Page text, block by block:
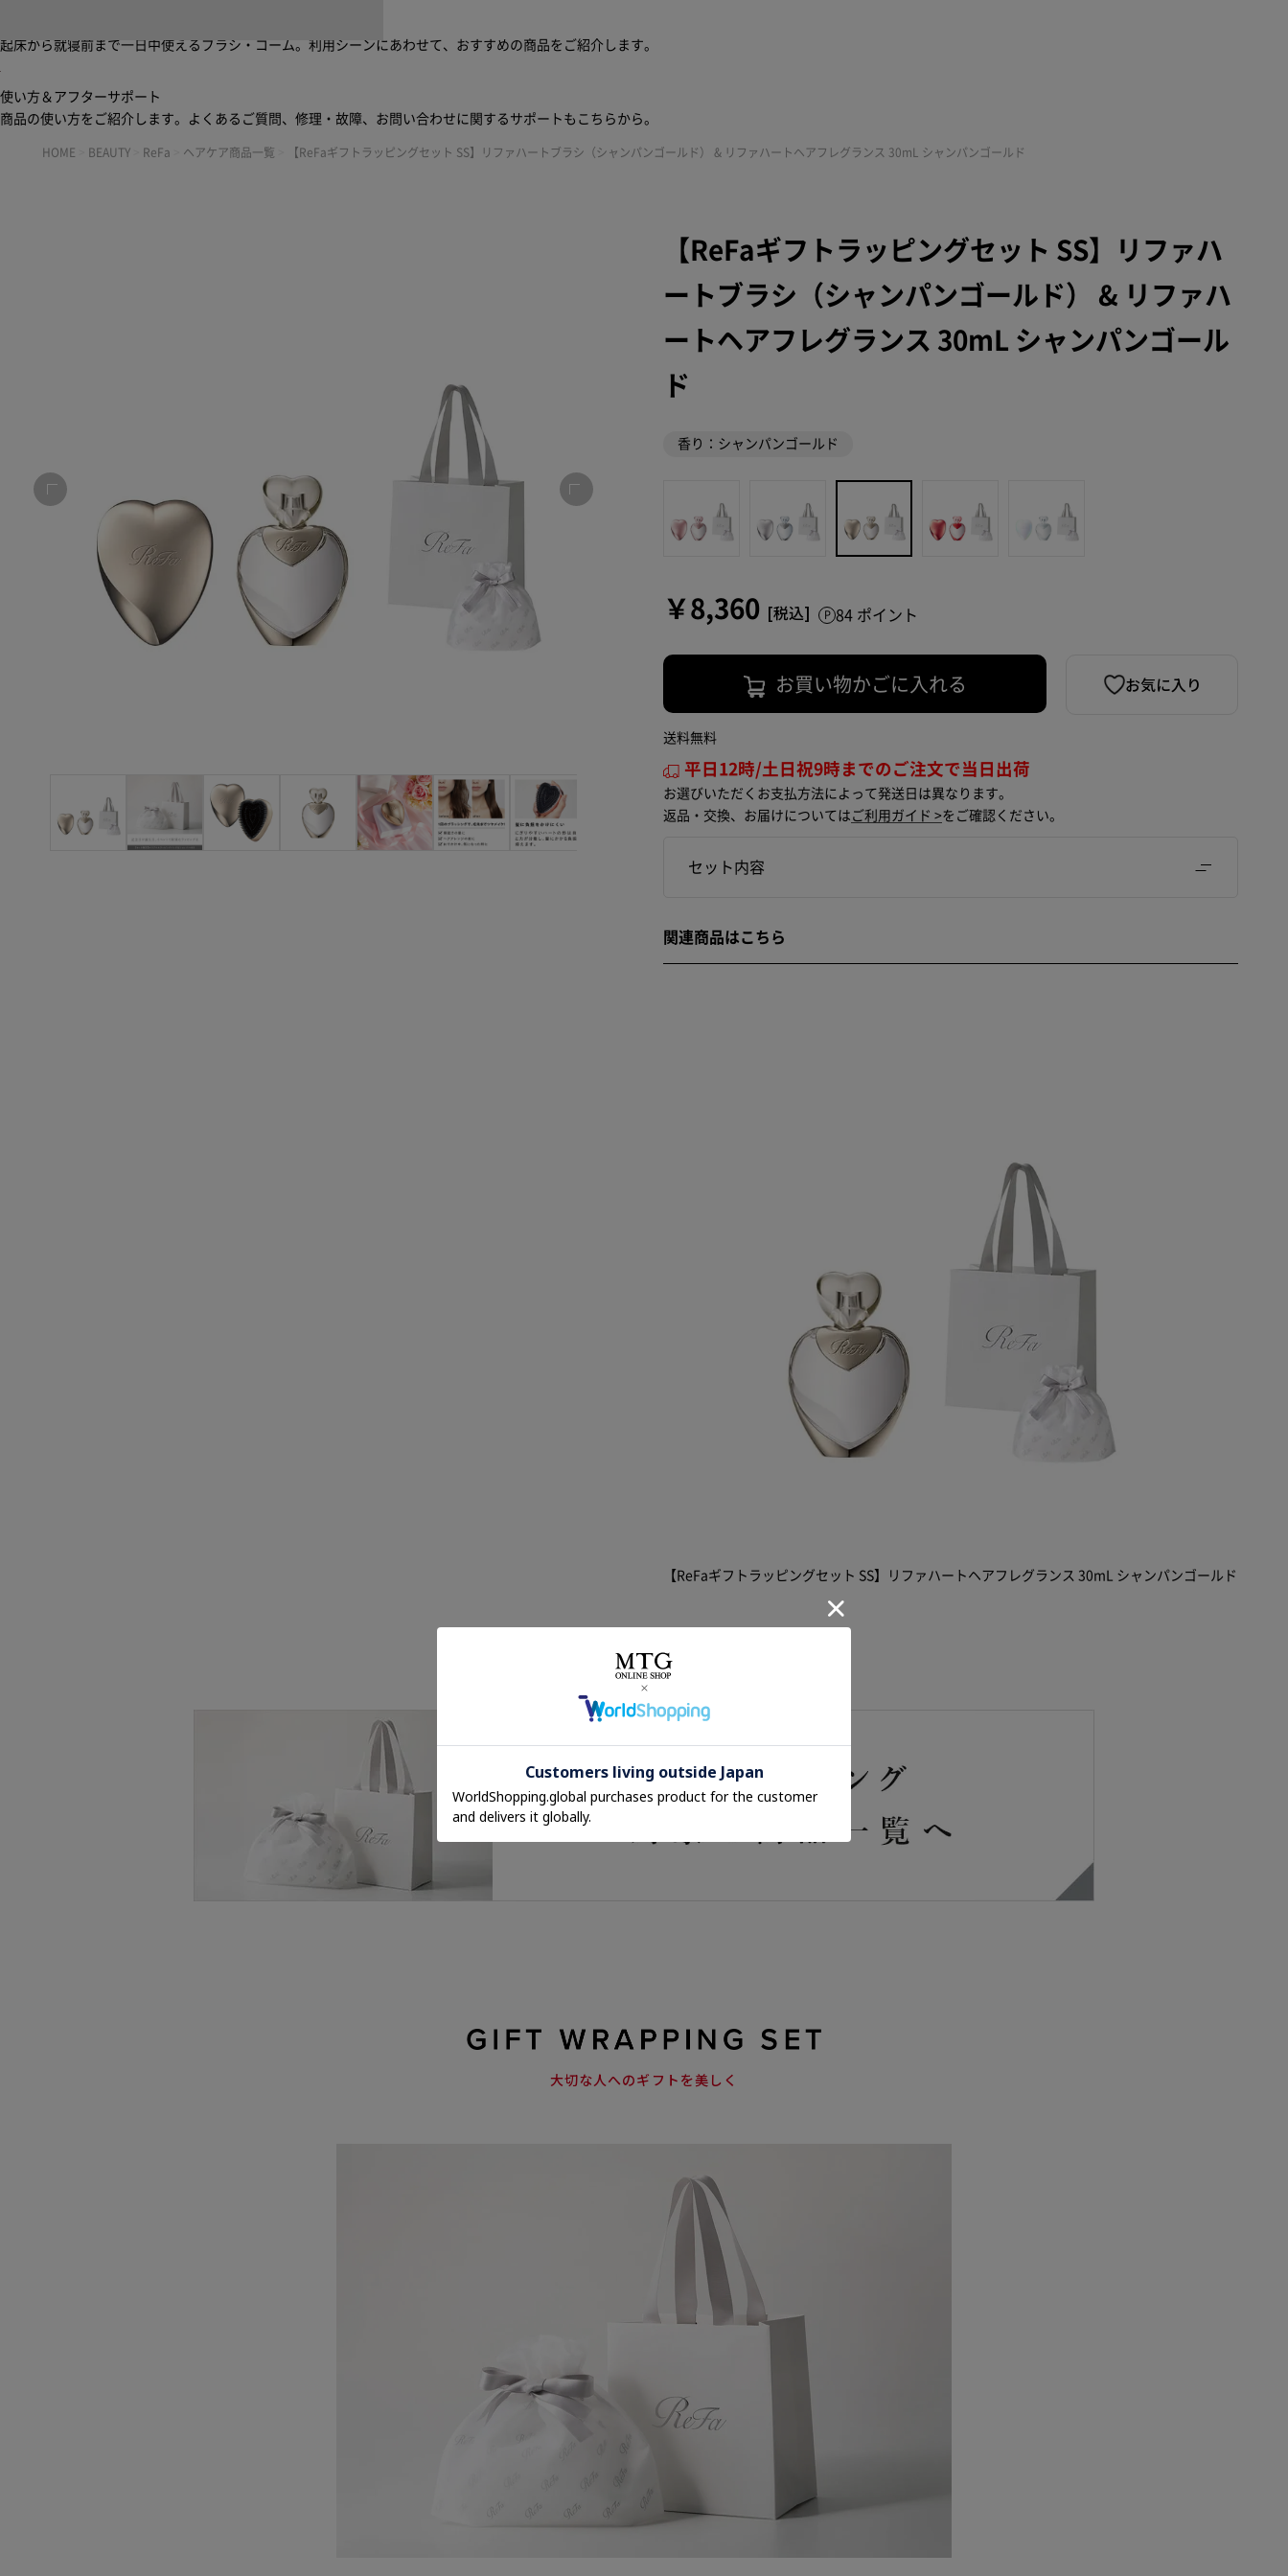
起床から就寝前まで一日中使えるブラシ・コーム。利用シーンにあわせて、おすすめの商品をご紹介します。
使い方＆アフターサポート
商品の使い方をご紹介します。よくあるご質問、修理・故障、お問い合わせに関するサポートもこちらから。
HOME BEAUTY ReFa ヘアケア商品一覧 【ReFaギフトラッピングセット SS】リファハートブラシ（シャンパンゴールド） & リファハートヘアフレグランス 30mL シャンパンゴールド
【ReFaギフトラッピングセット SS】リファハ
ートブラシ（シャンパンゴールド） & リファハ
ートヘアフレグランス 30mL シャンパンゴール
ド
香り：シャンパンゴールド
￥8,360 84 ポイント
お買い物かごに入れる お気に入り
送料無料
平日12時/土日祝9時までのご注文で当日出荷
お選びいただくお支払方法によって発送日は異なります。
返品・交換、お届けについては ご利用ガイド >をご確認ください。
セット内容
関連商品はこちら
【ReFaギフトラッピングセット SS】リファハートヘアフレグランス 30mL シャンパンゴールド
大切な人へのギフトを美しく